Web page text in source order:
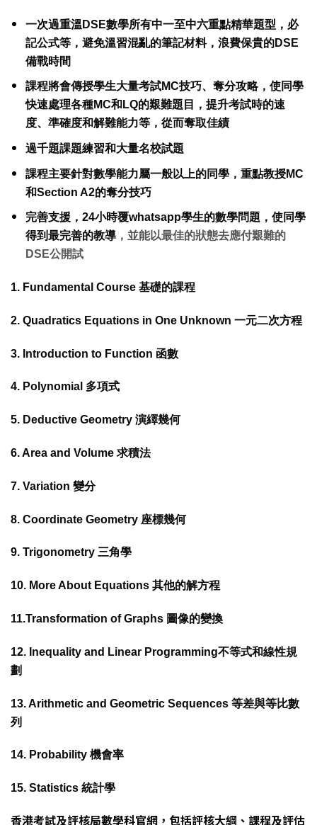
一次過重溫DSE數學所有中一至中六重點精華題型，必
記公式等，避免溫習混亂的筆記材料，浪費保貴的DSE
備戰時間
課程將會傳授學生大量考試MC技巧、奪分攻略，使同學
快速處理各種MC和LQ的艱難題目，提升考試時的速
度、準確度和解難能力等，從而奪取佳績
過千題課題練習和大量名校試題
課程主要針對數學能力屬一般以上的同學，重點教授MC
和Section A2的奪分技巧
完善支援，24小時覆whatsapp學生的數學問題，使同學
得到最完善的教導， 並能以最佳的狀態去應付艱難的
DSE公開試
1. Fundamental Course 基礎的課程
2. Quadratics Equations in One Unknown 一元二次方程
3. Introduction to Function 函數
4. Polynomial 多項式
5. Deductive Geometry 演繹幾何
6. Area and Volume 求積法
7. Variation 變分
8. Coordinate Geometry 座標幾何
9. Trigonometry 三角學
10. More About Equations 其他的解方程
11.Transformation of Graphs 圖像的變換
12. Inequality and Linear Programming不等式和線性規
劃
13. Arithmetic and Geometric Sequences 等差與等比數
列
14. Probability 機會率
15. Statistics 統計學
香港考試及評核局數學科官網 ，包括評核大綱、課程及評估